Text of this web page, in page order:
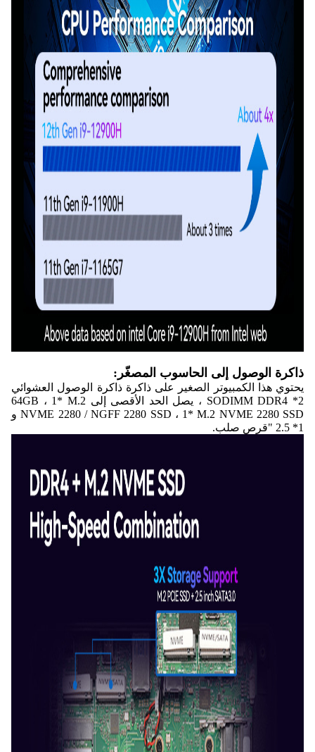
ذاكرة الوصول إلى الحاسوب المصغّر:
يحتوي هذا الكمبيوتر الصغير على ذاكرة ذاكرة الوصول العشوائي
2* SODIMM DDR4 ، يصل الحد الأقصى إلى 64GB ، 1* M.2
NVME 2280 / NGFF 2280 SSD ، 1* M.2 NVME 2280 SSD و